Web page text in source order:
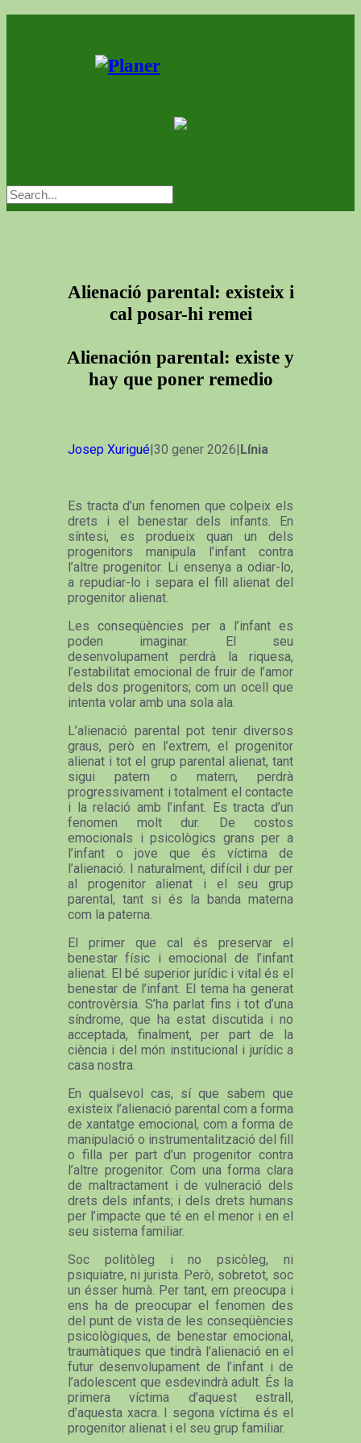
Alienació parental: existeix i
cal posar-hi remei
Alienación parental: existe y
hay que poner remedio
Josep Xurigué|30 gener 2026|Línia
Es tracta d’un fenomen que colpeix els
drets i el benestar dels infants. En
síntesi, es produeix quan un dels
progenitors manipula l’infant contra
l’altre progenitor. Li ensenya a odiar-lo,
a repudiar-lo i separa el fill alienat del
progenitor alienat.
Les conseqüències per a l’infant es
poden imaginar. El seu
desenvolupament perdrà la riquesa,
l’estabilitat emocional de fruir de l’amor
dels dos progenitors; com un ocell que
intenta volar amb una sola ala.
L’alienació parental pot tenir diversos
graus, però en l’extrem, el progenitor
alienat i tot el grup parental alienat, tant
sigui patern o matern, perdrà
progressivament i totalment el contacte
i la relació amb l’infant. Es tracta d’un
fenomen molt dur. De costos
emocionals i psicològics grans per a
l’infant o jove que és víctima de
l’alienació. I naturalment, difícil i dur per
al progenitor alienat i el seu grup
parental, tant si és la banda materna
com la paterna.
El primer que cal és preservar el
benestar físic i emocional de l’infant
alienat. El bé superior jurídic i vital és el
benestar de l’infant. El tema ha generat
controvèrsia. S’ha parlat fins i tot d’una
síndrome, que ha estat discutida i no
acceptada, finalment, per part de la
ciència i del món institucional i jurídic a
casa nostra.
En qualsevol cas, sí que sabem que
existeix l’alienació parental com a forma
de xantatge emocional, com a forma de
manipulació o instrumentalització del fill
o filla per part d’un progenitor contra
l’altre progenitor. Com una forma clara
de maltractament i de vulneració dels
drets dels infants; i dels drets humans
per l’impacte que té en el menor i en el
seu sistema familiar.
Soc politòleg i no psicòleg, ni
psiquiatre, ni jurista. Però, sobretot, soc
un ésser humà. Per tant, em preocupa i
ens ha de preocupar el fenomen des
del punt de vista de les conseqüències
psicològiques, de benestar emocional,
traumàtiques que tindrà l’alienació en el
futur desenvolupament de l’infant i de
l’adolescent que esdevindrà adult. És la
primera víctima d’aquest estrall,
d’aquesta xacra. I segona víctima és el
progenitor alienat i el seu grup familiar.